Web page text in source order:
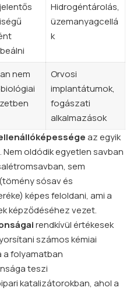
Hidrogéntárolás,
üzemanyagcellá
k
nem
Orvosi
implantátumok,
fogászati
alkalmazások
az egyik
oldódik egyetlen savban
sem
sósav és
képes feloldani, ami a
képződéséhez vezet.
rendkívül értékesek
számos kémiai
a folyamatban
teszi
katalizátorokban, ahol a